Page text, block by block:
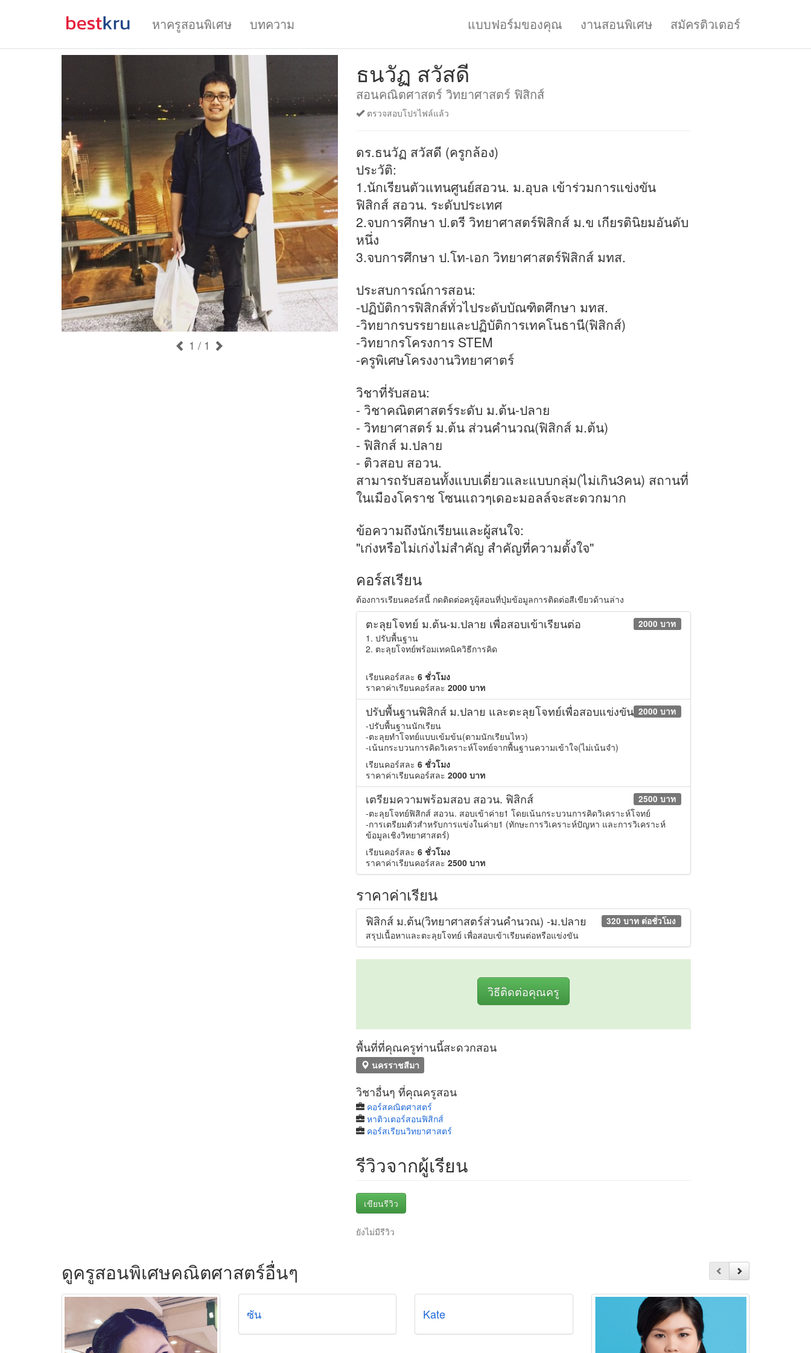
หาครูสอนพิเศษ บทความ แบบฟอร์มของคุณ งานสอนพิเศษ สมัครติวเตอร์
1 / 1
ธนวัฏ สวัสดี
สอนคณิตศาสตร์ วิทยาศาสตร์ ฟิสิกส์
ตรวจสอบโปรไฟล์แล้ว
ดร.ธนวัฏ สวัสดี (ครูกล้อง)​
ประวัติ:
1.นักเรียนตัวแทนศูนย์สอวน. ม.อุบล เข้าร่วมการแข่งขัน
ฟิสิกส์ สอวน. ระดับประเทศ
2.จบการศึกษา ป.ตรี วิทยาศาสตร์ฟิสิกส์ ม.ข เกียรตินิยมอันดับ
หนึ่ง
3.จบการศึกษา ป.โท-เอก วิทยาศาสตร์ฟิสิกส์ มทส.
ประสบการณ์การสอน:
-ปฏิบัติการฟิสิกส์ทั่วไประดับบัณฑิตศึกษา มทส.
-วิทยากรบรรยายและปฏิบัติการเทคโนธานี(ฟิสิกส์)​
-วิทยากรโครงการ STEM
-ครูพิเศษโครงงานวิทยาศาตร์
วิชาที่รับสอน:
- วิชาคณิตศาสตร์ระดับ ม.ต้น-ปลาย
- วิทยาศาสตร์ ม.ต้น ส่วนคำนวณ(ฟิสิกส์ ม.ต้น)
- ฟิสิกส์ ม.ปลาย
- ติวสอบ สอวน.
สามารถรับสอนทั้งแบบเดี่ยวและแบบกลุ่ม(ไม่เกิน3คน) สถานที่
ในเมืองโคราช โซนแถวๆเดอะมอลล์จะสะดวกมาก
ข้อความถึงนักเรียนและผู้สนใจ:
"เก่งหรือไม่เก่งไม่สำคัญ สำคัญที่ความตั้งใจ"
คอร์สเรียน
ต้องการเรียนคอร์สนี้ กดติดต่อครูผู้สอนที่ปุ่มข้อมูลการติดต่อสีเขียวด้านล่าง
ตะลุยโจทย์ ม.ต้น-ม.ปลาย เพื่อสอบเข้าเรียนต่อ 2000 บาท
1. ปรับพื้นฐาน
2. ตะลุยโจทย์พร้อมเทคนิควิธีการคิด
เรียนคอร์สละ 6 ชั่วโมง
ราคาค่าเรียนคอร์สละ 2000 บาท
ปรับพื้นฐานฟิสิกส์ ม.ปลาย และตะลุยโจทย์เพื่อสอบแข่งขัน 2000 บาท
-ปรับพื้นฐานนักเรียน
-ตะลุยทำโจทย์แบบเข้มข้น(ตามนักเรียนไหว)
-เน้นกระบวนการคิดวิเคราะห์โจทย์จากพื้นฐานความเข้าใจ(ไม่เน้นจำ)​
เรียนคอร์สละ 6 ชั่วโมง
ราคาค่าเรียนคอร์สละ 2000 บาท
เตรียมความพร้อมสอบ สอวน. ฟิสิกส์ 2500 บาท
-ตะลุยโจทย์ฟิสิกส์ สอวน. สอบเข้าค่าย1 โดยเน้นกระบวนการคิดวิเคราะห์โจทย์
-การเตรียมตัวสำหรับการแข่งในค่าย1 (ทักษะการวิเคราะห์ปัญหา และการวิเคราะห์
ข้อมูลเชิงวิทยาศาสตร์)​
เรียนคอร์สละ 6 ชั่วโมง
ราคาค่าเรียนคอร์สละ 2500 บาท
ราคาค่าเรียน
ฟิสิกส์ ม.ต้น(วิทยาศาสตร์ส่วนคำนวณ)​ -​ม.ปลาย 320 บาท ต่อชั่วโมง
สรุปเนื้อหาและตะลุยโจทย์ เพื่อสอบเข้าเรียนต่อหรือแข่งขัน
วิธีติดต่อคุณครู
พื้นที่ที่คุณครูท่านนี้สะดวกสอน
นครราชสีมา
วิชาอื่นๆ ที่คุณครูสอน
คอร์สคณิตศาสตร์
หาติวเตอร์สอนฟิสิกส์
คอร์สเรียนวิทยาศาสตร์
รีวิวจากผู้เรียน
เขียนรีวิว
ยังไม่มีรีวิว
ดูครูสอนพิเศษคณิตศาสตร์อื่นๆ
ซัน Kate